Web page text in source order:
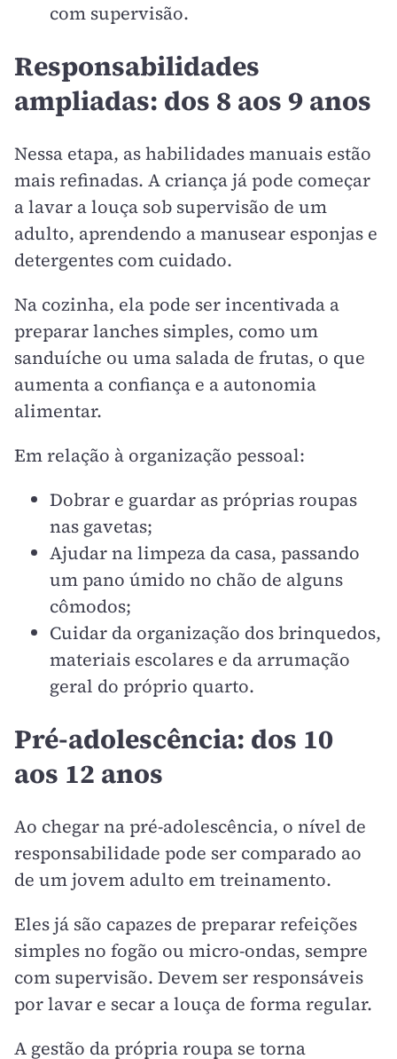
com supervisão.
Responsabilidades
ampliadas: dos 8 aos 9 anos
Nessa etapa, as habilidades manuais estão
mais refinadas. A criança já pode começar
a lavar a louça sob supervisão de um
adulto, aprendendo a manusear esponjas e
detergentes com cuidado.
Na cozinha, ela pode ser incentivada a
preparar lanches simples, como um
sanduíche ou uma salada de frutas, o que
aumenta a confiança e a autonomia
alimentar.
Em relação à organização pessoal:
Dobrar e guardar as próprias roupas
nas gavetas;
Ajudar na limpeza da casa, passando
um pano úmido no chão de alguns
cômodos;
Cuidar da organização dos brinquedos,
materiais escolares e da arrumação
geral do próprio quarto.
Pré-adolescência: dos 10
aos 12 anos
Ao chegar na pré-adolescência, o nível de
responsabilidade pode ser comparado ao
de um jovem adulto em treinamento.
Eles já são capazes de preparar refeições
simples no fogão ou micro-ondas, sempre
com supervisão. Devem ser responsáveis
por lavar e secar a louça de forma regular.
A gestão da própria roupa se torna